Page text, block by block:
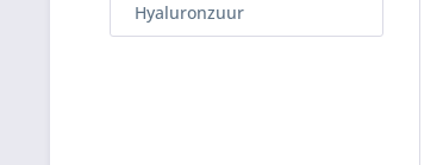
Hyaluronzuur